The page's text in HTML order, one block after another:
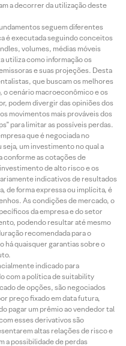
a decorrer da utilização deste
seguem diferentes
é executada seguindo conceitos
volumes, médias móveis
utiliza como informação os
e suas projeções. Desta
que buscam os melhores
o cenário macroeconômico e os
podem divergir das opiniões dos
movimentos mais prováveis dos
para limitar as possíveis perdas.
que é negociada no
um investimento no qual a
conforme as cotações de
de alto risco e os
indicativos de resultados
de forma expressa ou implícita, é
As condições de mercado, o
da empresa e do setor
podendo resultar até mesmo
recomendada para o
há quaisquer garantias sobre o
indicado para
com a política de suitability
de opções, são negociados
preço fixado em data futura,
pagar um prêmio ao vendedor tal
esses derivativos são
altas relações de risco e
a possibilidade de perdas